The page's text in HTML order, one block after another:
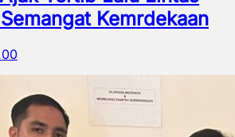
Kemrdekaan